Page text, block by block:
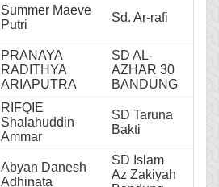
Summer Maeve
Putri
Sd. Ar-rafi
PRANAYA
RADITHYA
ARIAPUTRA
SD AL-
AZHAR 30
BANDUNG
RIFQIE
Shalahuddin
Ammar
SD Taruna
Bakti
Abyan Danesh
Adhinata
SD Islam
Az Zakiyah